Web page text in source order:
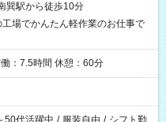
巽駅から徒歩10分
場でかんたん軽作業のお仕事で
：7.5時間 休憩：60分
50代活躍中 / 服装自由 / シフト勤